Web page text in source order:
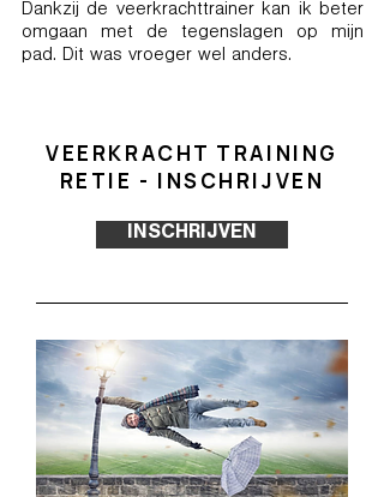
Dankzij de veerkrachttrainer kan ik beter
omgaan met de tegenslagen op mijn
pad. Dit was vroeger wel anders.
VEERKRACHT TRAINING
RETIE - INSCHRIJVEN
INSCHRIJVEN